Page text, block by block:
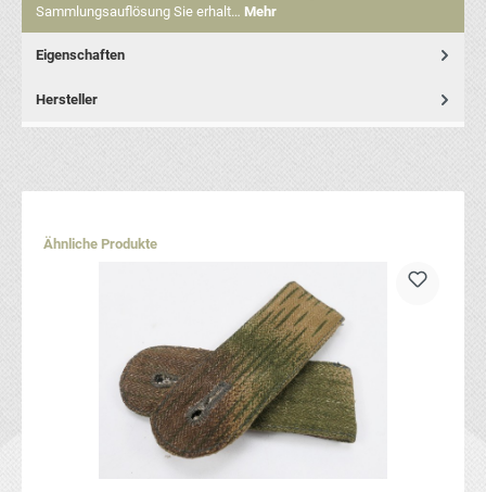
Sammlungsauflösung Sie erhalt… Mehr
Eigenschaften
Hersteller
Produktgalerie überspringen
Ähnliche Produkte